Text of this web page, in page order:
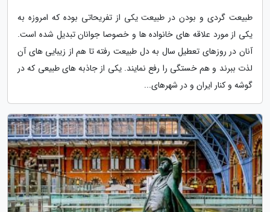
طبیعت گردی و بودن در طبیعت یکی از تفریحاتی بوده که امروزه به
یکی از مورد علاقه های خانواده ها و خصوصا جوانان تبدیل شده است.
آنان در روزهای تعطیل سال به دل طبیعت رفته تا هم از زیبایی های آن
لذت ببرند و هم خستگی را رفع نمایند. یکی از جاذبه های طبیعی که در
گوشه و کنار ایران و در شهرهای...